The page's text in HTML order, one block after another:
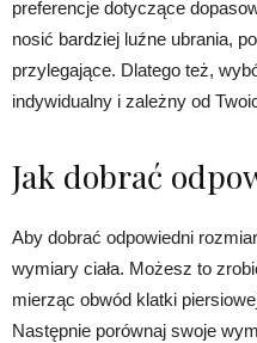
preferencje dotyczące
nosić bardziej luźne ubrania,
przylegające. Dlatego też,
indywidualny i zależny od
Jak dobrać
Aby dobrać odpowiedni
wymiary ciała. Możesz to
mierząc obwód klatki
Następnie porównaj swoje